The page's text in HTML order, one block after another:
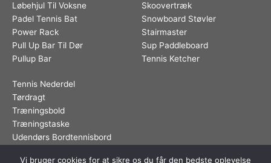
Løbehjul Til Voksne
Padel Tennis Bat
Power Rack
Pull Up Bar Til Dør
Pullup Bar
Skoovertræk
Snowboard Støvler
Stairmaster
Sup Paddleboard
Tennis Ketcher
Tennis Nederdel
Tørdragt
Træningsbold
Træningstaske
Udendørs Bordtennisbord
Vi bruger cookies for at sikre os du får den bedste oplevelse